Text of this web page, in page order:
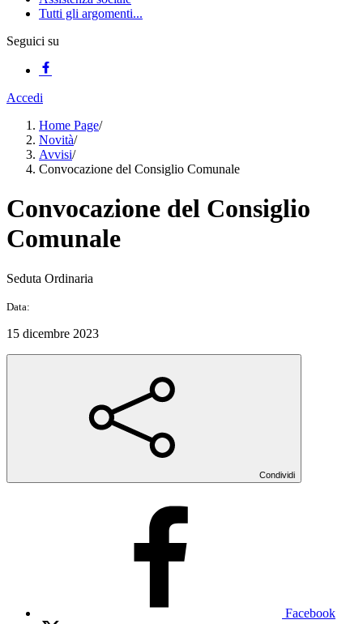
Tutti gli argomenti...
Seguici su
Accedi
Home Page/
Novità/
Avvisi/
Convocazione del Consiglio Comunale
Convocazione del Consiglio
Comunale
Seduta Ordinaria
Data:
15 dicembre 2023
Condividi
Facebook